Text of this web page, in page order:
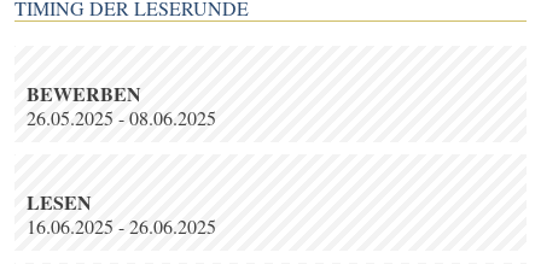
TIMING DER LESERUNDE
BEWERBEN
26.05.2025 - 08.06.2025
LESEN
16.06.2025 - 26.06.2025